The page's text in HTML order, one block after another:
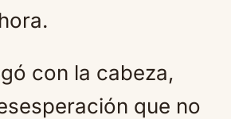
con la cabeza,
que no